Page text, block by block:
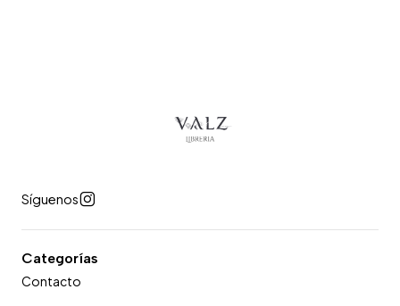
Síguenos
Categorías
Contacto